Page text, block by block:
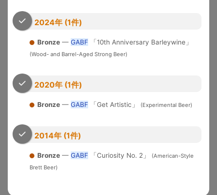
2024年 (1件)
Bronze— GABF 「10th Anniversary Barleywine」
(Wood- and Barrel-Aged Strong Beer)
2020年 (1件)
Bronze— GABF 「Get Artistic」 (Experimental Beer)
2014年 (1件)
Bronze— GABF 「Curiosity No. 2」
(American-Style
Brett Beer)
U.S. Open
Championship
2025
National Champion選出
Beer Cup
Challenge
2025
セル（ベ
Japan Great
Beer Awards
2026
European
EBS
2005-
ベルク
欧州最大級。ドイツ醸造協会主